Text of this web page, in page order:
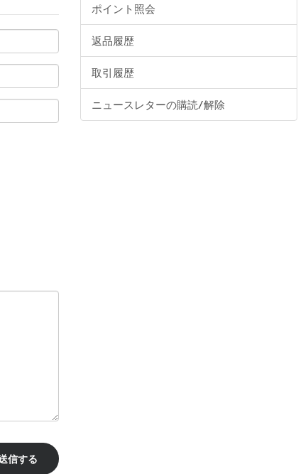
ポイント照会
返品履歴
取引履歴
ニュースレターの購読/解除